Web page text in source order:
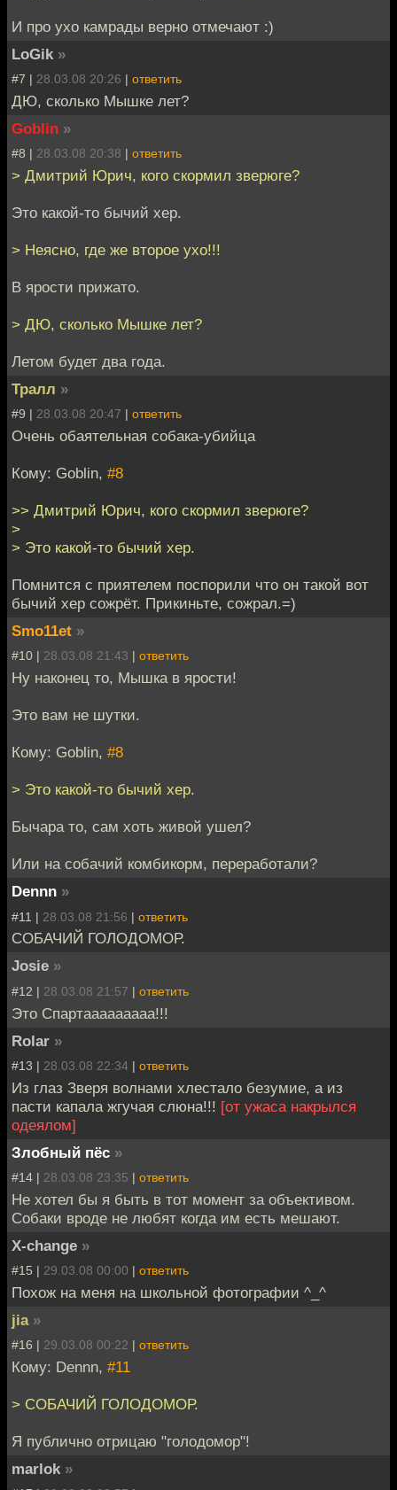
И про ухо камрады верно отмечают :)
LoGik »
#7 | 28.03.08 20:26 | ответить
ДЮ, сколько Мышке лет?
Goblin »
#8 | 28.03.08 20:38 | ответить
> Дмитрий Юрич, кого скормил зверюге?
Это какой-то бычий хер.
> Неясно, где же второе ухо!!!
В ярости прижато.
> ДЮ, сколько Мышке лет?
Летом будет два года.
Тралл »
#9 | 28.03.08 20:47 | ответить
Очень обаятельная собака-убийца
Кому: Goblin, #8
>> Дмитрий Юрич, кого скормил зверюге?
>
> Это какой-то бычий хер.
Помнится с приятелем поспорили что он такой вот
бычий хер сожрёт. Прикиньте, сожрал.=)
Smo11et »
#10 | 28.03.08 21:43 | ответить
Ну наконец то, Мышка в ярости!
Это вам не шутки.
Кому: Goblin, #8
> Это какой-то бычий хер.
Бычара то, сам хоть живой ушел?
Или на собачий комбикорм, переработали?
Dennn »
#11 | 28.03.08 21:56 | ответить
СОБАЧИЙ ГОЛОДОМОР.
Josie »
#12 | 28.03.08 21:57 | ответить
Это Спартааааааааа!!!
Rolar »
#13 | 28.03.08 22:34 | ответить
Из глаз Зверя волнами хлестало безумие, а из
пасти капала жгучая слюна!!! [от ужаса накрылся
одеялом]
Злобный пёс »
#14 | 28.03.08 23:35 | ответить
Не хотел бы я быть в тот момент за объективом.
Собаки вроде не любят когда им есть мешают.
X-change »
#15 | 29.03.08 00:00 | ответить
Похож на меня на школьной фотографии ^_^
jia »
#16 | 29.03.08 00:22 | ответить
Кому: Dennn, #11
> СОБАЧИЙ ГОЛОДОМОР.
Я публично отрицаю "голодомор"!
marlok »